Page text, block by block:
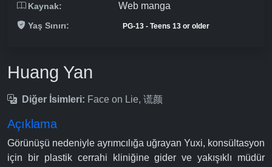
Kaynak: Web manga
Yaş Sınırı: PG-13 - Teens 13 or older
Huang Yan
Diğer İsimleri: Face on Lie, 谎颜
Açıklama
Görünüşü nedeniyle ayrımcılığa uğrayan Yuxi, konsültasyon
için bir plastik cerrahi kliniğine gider ve yakışıklı müdür